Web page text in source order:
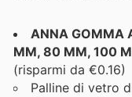
ANNA GOMMA
MM, 80 MM, 100
(risparmi da €0.16)
Palline di vetro